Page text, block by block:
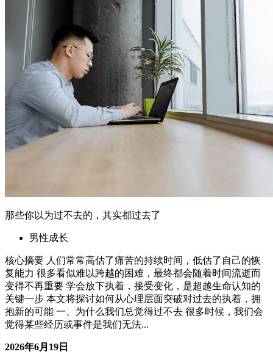
核心摘要 人们常常高估了痛苦的持续时间，低估了自己的恢
复能力 很多看似难以跨越的困难，最终都会随着时间流逝而
变得不再重要 学会放下执着，接受变化，是超越生命认知的
关键一步 本文将探讨如何从心理层面突破对过去的执着，拥
抱新的可能 一、为什么我们总觉得过不去 很多时候，我们会
觉得某些经历或事件是我们无法...
2026年6月19日
06-19 更新